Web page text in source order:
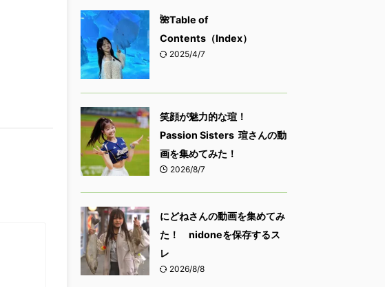
🌺Table of
Contents（Index）
2025/4/7
笑顔が魅力的な瑄！
Passion Sisters 瑄さんの動
画を集めてみた！
2026/8/7
にどねさんの動画を集めてみ
た！ nidoneを保存するス
レ
2026/8/8